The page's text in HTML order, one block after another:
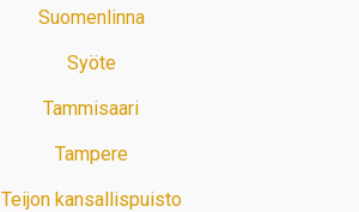
Suomenlinna
Syöte
Tammisaari
Tampere
Teijon kansallispuisto